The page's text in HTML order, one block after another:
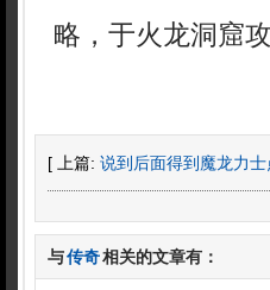
略，于火龙洞窟
[ 上篇: 说到后面得到魔龙力
与传奇相关的文章有：